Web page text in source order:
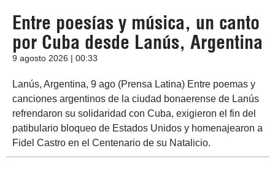
Entre poesías y música, un canto
por Cuba desde Lanús, Argentina
9 agosto 2026 | 00:33
Lanús, Argentina, 9 ago (Prensa Latina) Entre poemas y
canciones argentinos de la ciudad bonaerense de Lanús
refrendaron su solidaridad con Cuba, exigieron el fin del
patibulario bloqueo de Estados Unidos y homenajearon a
Fidel Castro en el Centenario de su Natalicio.